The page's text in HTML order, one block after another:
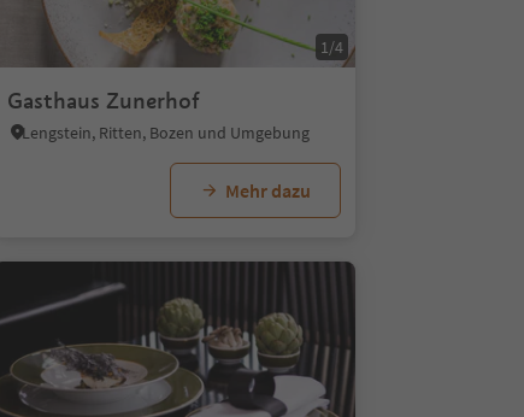
1/4
Gasthaus Zunerhof
Lengstein, Ritten, Bozen und Umgebung
Mehr dazu